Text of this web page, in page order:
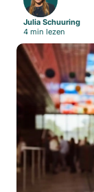
Julia Schuuring
4 min lezen